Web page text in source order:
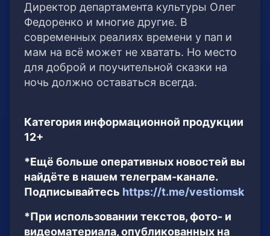
Директор департамента культуры Олег
Федоренко и многие другие. В
современных реалиях времени у пап и
мам на всё может не хватать. Но место
для доброй и поучительной сказки на
ночь должно оставаться всегда.
Категория информационной продукции
12+
*Ещё больше оперативных новостей вы
найдёте в нашем телеграм-канале.
Подписывайтесь https://t.me/vestiomsk
*При использовании текстов, фото- и
видеоматериала, опубликованных на